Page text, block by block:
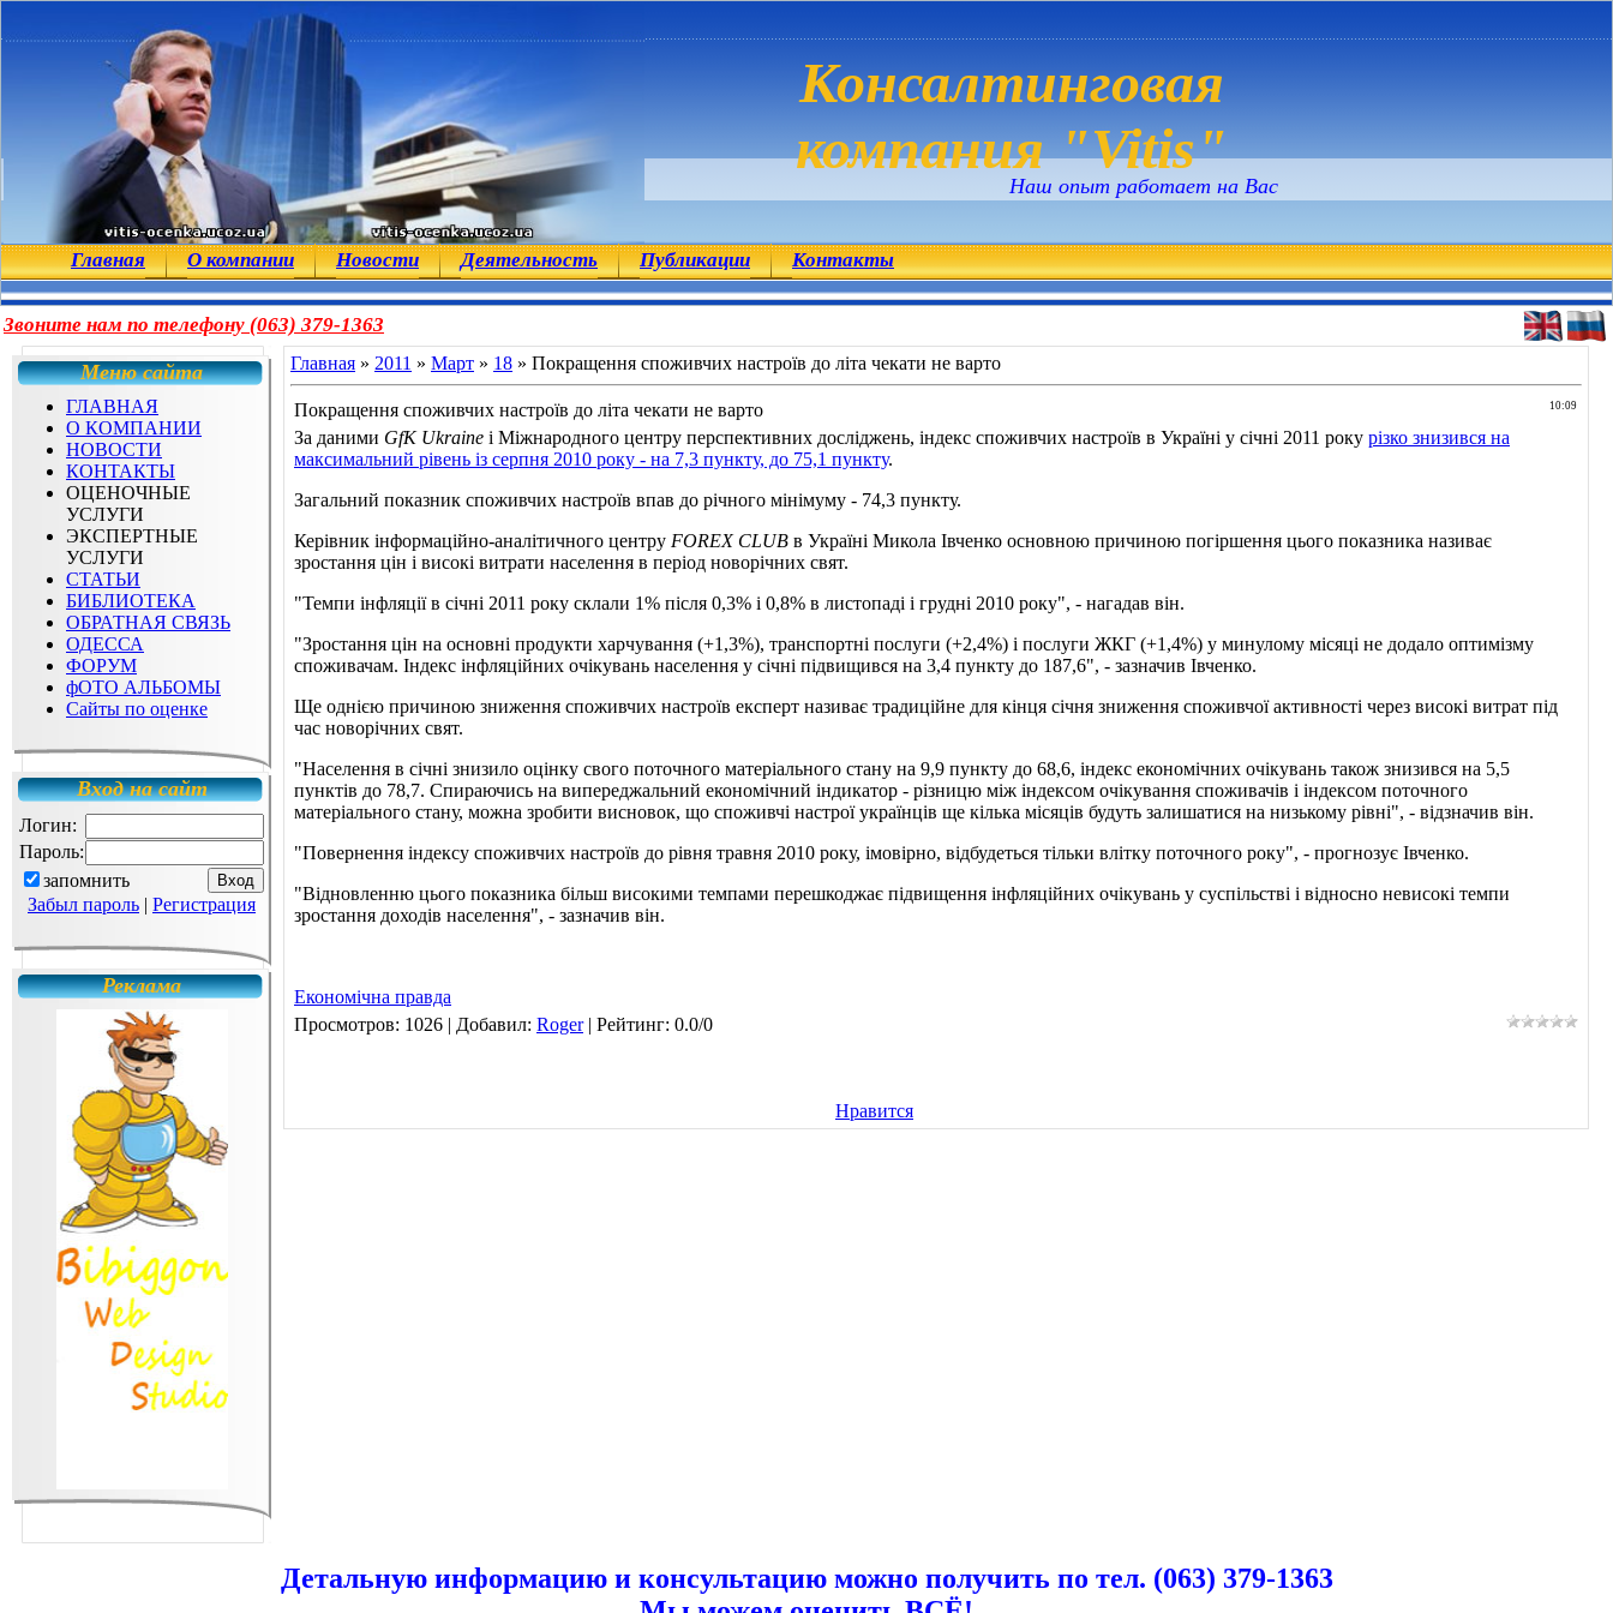
Консалтинговая
компания "Vitis"
Наш опыт работает на Вас
Главная О компании Новости Деятельность Публикации Контакты
Звоните нам по телефону (063) 379-1363
Меню сайта
ГЛАВНАЯ
О КОМПАНИИ
НОВОСТИ
КОНТАКТЫ
ОЦЕНОЧНЫЕ
УСЛУГИ
ЭКСПЕРТНЫЕ
УСЛУГИ
СТАТЬИ
БИБЛИОТЕКА
ОБРАТНАЯ СВЯЗЬ
ОДЕССА
ФОРУМ
фОТО АЛЬБОМЫ
Сайты по оценке
Вход на сайт
Логин:
Пароль:
запомнить
Забыл пароль | Регистрация
Реклама
Главная » 2011 » Март » 18 » Покращення споживчих настроїв до літа чекати не варто
10:09
Покращення споживчих настроїв до літа чекати не варто
За даними GfK Ukraine і Міжнародного центру перспективних досліджень, індекс споживчих настроїв в Україні у січні 2011 року різко знизився на
максимальний рівень із серпня 2010 року - на 7,3 пункту, до 75,1 пункту.
Загальний показник споживчих настроїв впав до річного мінімуму - 74,3 пункту.
Керівник інформаційно-аналітичного центру FOREX CLUB в Україні Микола Івченко основною причиною погіршення цього показника називає
зростання цін і високі витрати населення в період новорічних свят.
"Темпи інфляції в січні 2011 року склали 1% після 0,3% і 0,8% в листопаді і грудні 2010 року", - нагадав він.
"Зростання цін на основні продукти харчування (+1,3%), транспортні послуги (+2,4%) і послуги ЖКГ (+1,4%) у минулому місяці не додало оптимізму
споживачам. Індекс інфляційних очікувань населення у січні підвищився на 3,4 пункту до 187,6", - зазначив Івченко.
Ще однією причиною зниження споживчих настроїв експерт називає традиційне для кінця січня зниження споживчої активності через високі витрат під
час новорічних свят.
"Населення в січні знизило оцінку свого поточного матеріального стану на 9,9 пункту до 68,6, індекс економічних очікувань також знизився на 5,5
пунктів до 78,7. Спираючись на випереджальний економічний індикатор - різницю між індексом очікування споживачів і індексом поточного
матеріального стану, можна зробити висновок, що споживчі настрої українців ще кілька місяців будуть залишатися на низькому рівні", - відзначив він.
"Повернення індексу споживчих настроїв до рівня травня 2010 року, імовірно, відбудеться тільки влітку поточного року", - прогнозує Івченко.
"Відновленню цього показника більш високими темпами перешкоджає підвищення інфляційних очікувань у суспільстві і відносно невисокі темпи
зростання доходів населення", - зазначив він.
Економічна правда
Просмотров: 1026 | Добавил: Roger| Рейтинг: 0.0/0
Нравится
Детальную информацию и консультацию можно получить по тел. (063) 379-1363